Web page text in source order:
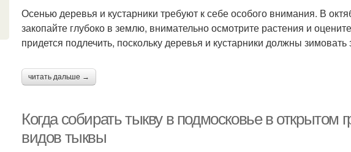
Осенью деревья и кустарники требуют к себе особого внимания. В
закопайте глубоко в землю, внимательно осмотрите растения и
придется подлечить, поскольку деревья и кустарники должны
читать дальше →
Когда собирать тыкву в подмосковье в открытом
видов тыквы